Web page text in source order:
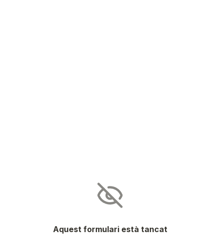
Aquest formulari està tancat